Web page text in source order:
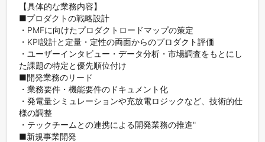
【具体的な業務内容】
■プロダクトの戦略設計
・PMFに向けたプロダクトロードマップの策定
・KPI設計と定量・定性の両面からのプロダクト評価
・ユーザーインタビュー・データ分析・市場調査をもとにし
た課題の特定と優先順位付け
■開発業務のリード
・業務要件・機能要件のドキュメント化
・発電量シミュレーションや充放電ロジックなど、技術的仕
様の調整
・テックチームとの連携による開発業務の推進"
■新規事業開発